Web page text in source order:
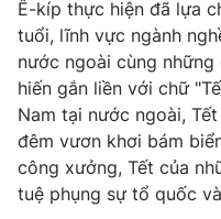
Khán giả
Giải sao mai
Âm nhạc
Sao
Du lịch
Làm đẹp
Chất lượng cuộc sống
Giáo dục
Tuyển sinh
Học trực tuyến
Công nghệ
Hitech Công nghệ
Sản phẩm
Giao lưu trực tuyến
Ê-kíp thực hiện đã lựa
tuổi, lĩnh vực ngành
nước ngoài cùng
hiến gắn liền với chữ
Nam tại nước ngoài,
đêm vươn khơi bám
công xưởng, Tết của
tuệ phụng sự tổ quốc